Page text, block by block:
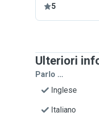
5
Ulteriori
Parlo ...
Inglese
Italiano